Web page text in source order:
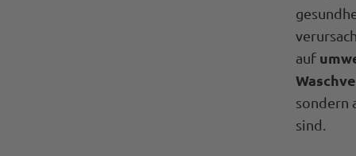
auf
sondern
sind.